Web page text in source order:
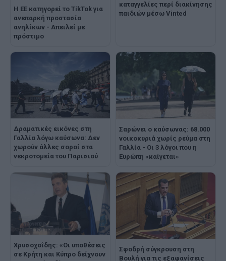
Η ΕΕ κατηγορεί το TikTok για
ανεπαρκή προστασία
ανηλίκων - Απειλεί με
πρόστιμο
καταγγελίες περί διακίνησης
παιδιών μέσω Vinted
Δραματικές εικόνες στη
Γαλλία λόγω καύσωνα: Δεν
χωρούν άλλες σοροί στα
νεκροτομεία του Παρισιού
Σαρώνει ο καύσωνας: 68.000
νοικοκυριά χωρίς ρεύμα στη
Γαλλία - Οι 3 λόγοι που η
Ευρώπη «καίγεται»
Χρυσοχοΐδης: «Οι υποθέσεις
σε Κρήτη και Κύπρο δείχνουν
Σφοδρή σύγκρουση στη
Βουλή για τις εξαφανίσεις